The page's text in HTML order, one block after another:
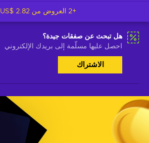
+2 العروض من US$ 2.82
هل تبحث عن صفقات جيدة؟
احصل عليها مسلّمة إلى بريدك الإلكتروني
الاشتراك